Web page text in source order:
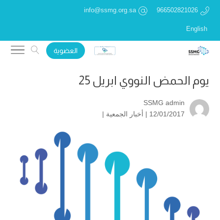
966502821026
info@ssmg.org.sa
English
العضوية
يوم الحمض النووي ابريل 25
SSMG admin
12/01/2017 |
أخبار الجمعية |